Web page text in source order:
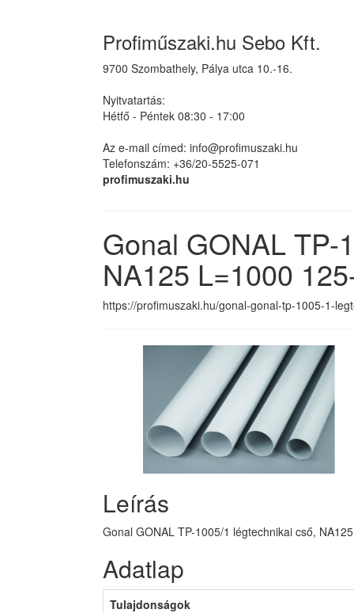
Profiműszaki.hu Sebo Kft.
9700 Szombathely, Pálya utca 10.-16.
Nyitvatartás:
Hétfő - Péntek 08:30 - 17:00
Az e-mail címed: info@profimuszaki.hu
Telefonszám: +36/20-5525-071
profimuszaki.hu
Gonal GONAL TP-
NA125 L=1000
https://profimuszaki.hu/gonal-gonal-tp-1005-1-
Leírás
Gonal GONAL TP-1005/1 légtechnikai cső,
Adatlap
Tulajdonságok